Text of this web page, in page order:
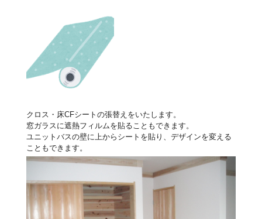
クロス・床CFシートの張替えをいたします。
窓ガラスに遮熱フィルムを貼ることもできます。
ユニットバスの壁に上からシートを貼り、デザインを変える
こともできます。